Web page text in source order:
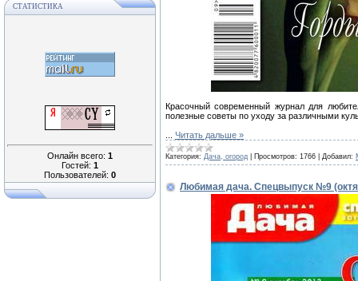
СТАТИСТИКА
Онлайн всего: 1
Гостей: 1
Пользователей: 0
Красочный современный журнал для
полезные советы по уходу за различными
Читать дальше »
Категория: Дача, огород Просмотров: 1766 Добавил:
Любимая дача. Спецвыпуск №9